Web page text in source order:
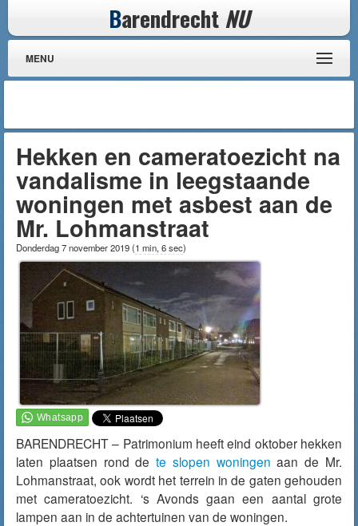
Barendrecht NU
MENU
Hekken en cameratoezicht na
vandalisme in leegstaande
woningen met asbest aan de
Mr. Lohmanstraat
Donderdag 7 november 2019(1 min, 6 sec)
BARENDRECHT – Patrimonium heeft eind oktober hekken
laten plaatsen rond dete slopen woningen aan de Mr.
Lohmanstraat, ook wordt het terrein in de gaten gehouden
met cameratoezicht. ‘s Avonds gaan een aantal grote
lampen aan in de achtertuinen van de woningen.